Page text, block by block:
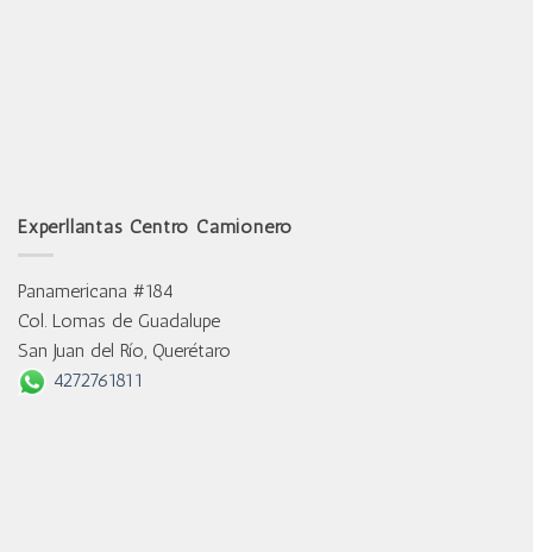
Experllantas Centro Camionero
Panamericana #184
Col. Lomas de Guadalupe
San Juan del Río, Querétaro
4272761811